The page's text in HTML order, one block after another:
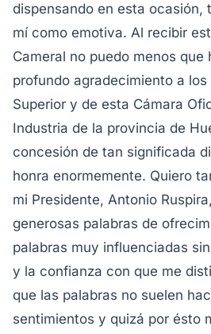
dispensando en esta ocasión,
mí como emotiva. Al recibir
Cameral no puedo menos que
profundo agradecimiento a
Superior y de esta Cámara
Industria de la provincia de
concesión de tan significada
honra enormemente. Quiero
mi Presidente, Antonio
generosas palabras de
palabras muy influenciadas
y la confianza con que me
que las palabras no suelen
sentimientos y quizá por ésto